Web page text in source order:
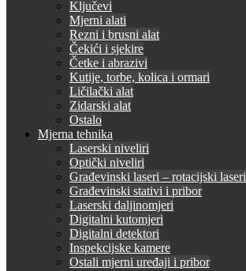
Ključevi
Mjerni alati
Rezni i brusni alat
Čekići i sjekire
Četke i abrazivi
Kutije, torbe, kolica i ormari
Ličilački alat
Zidarski alat
Ostalo
Mjerna tehnika
Laserski niveliri
Optički niveliri
Građevinski laseri – rotacijski laseri
Građevinski stativi i pribor
Laserski daljinomjeri
Digitalni kutomjeri
Digitalni detektori
Inspekcijske kamere
Ostali mjerni uređaji i pribor